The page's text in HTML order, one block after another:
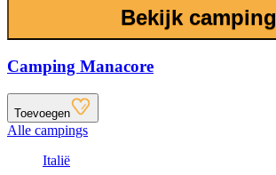
Bekijk camping
Camping Manacore
Toevoegen
Alle campings
Italië